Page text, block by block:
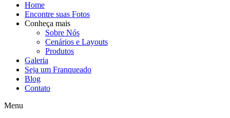
Home
Encontre suas Fotos
Conheça mais
Sobre Nós
Cenários e Layouts
Produtos
Galeria
Seja um Franqueado
Blog
Contato
Menu